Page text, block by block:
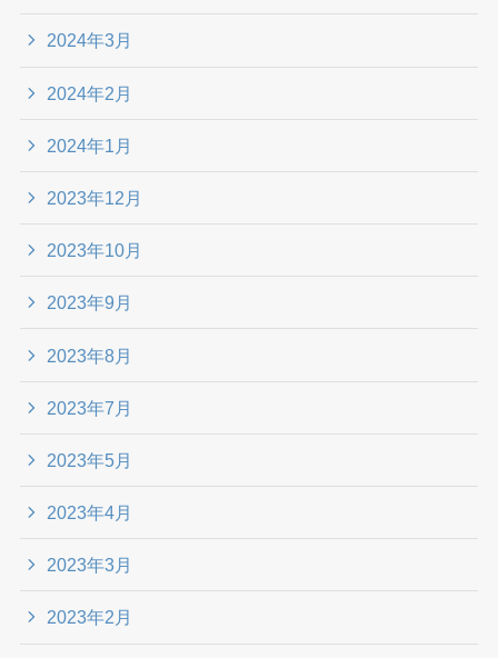
2024年3月
2024年2月
2024年1月
2023年12月
2023年10月
2023年9月
2023年8月
2023年7月
2023年5月
2023年4月
2023年3月
2023年2月